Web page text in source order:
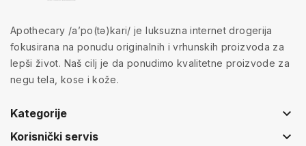
Apothecary /a’po(tə)kari/ je luksuzna internet drogerija
fokusirana na ponudu originalnih i vrhunskih proizvoda za
lepši život. Naš cilj je da ponudimo kvalitetne proizvode za
negu tela, kose i kože.
Kategorije keyboard_arrow_down
Korisnički servis keyboard_arrow_down